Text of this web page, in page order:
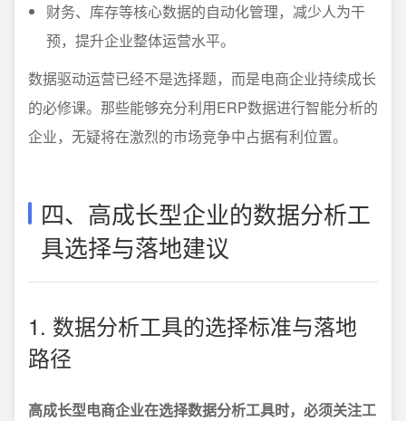
财务、库存等核心数据的自动化管理，减少人为干
预，提升企业整体运营水平。
数据驱动运营已经不是选择题，而是电商企业持续成长
的必修课。那些能够充分利用ERP数据进行智能分析的
企业，无疑将在激烈的市场竞争中占据有利位置。
四、高成长型企业的数据分析工
具选择与落地建议
1. 数据分析工具的选择标准与落地
路径
高成长型电商企业在选择数据分析工具时，必须关注工